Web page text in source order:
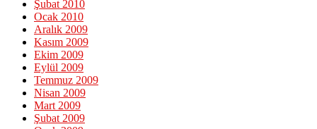
Şubat 2010
Ocak 2010
Aralık 2009
Kasım 2009
Ekim 2009
Eylül 2009
Temmuz 2009
Nisan 2009
Mart 2009
Şubat 2009